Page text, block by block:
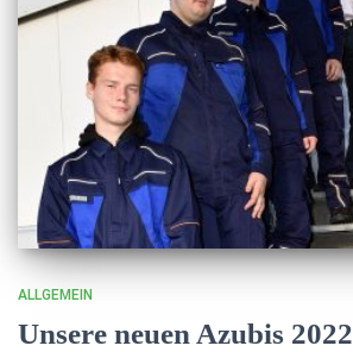
ALLGEMEIN
Unsere neuen Azubis 2022